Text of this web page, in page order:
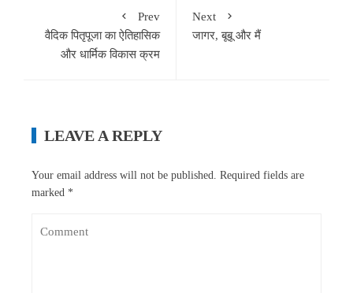
Prev
वैदिक पितृपूजा का ऐतिहासिक
और धार्मिक विकास क्रम
Next
जागर, बूबू और मैं
LEAVE A REPLY
Your email address will not be published. Required fields are
marked *